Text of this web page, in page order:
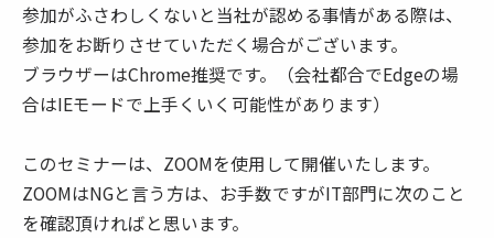
参加がふさわしくないと当社が認める事情がある際は、
参加をお断りさせていただく場合がございます。
ブラウザーはChrome推奨です。（会社都合でEdgeの場
合はIEモードで上手くいく可能性があります）
このセミナーは、ZOOMを使用して開催いたします。
ZOOMはNGと言う方は、お手数ですがIT部門に次のこと
を確認頂ければと思います。